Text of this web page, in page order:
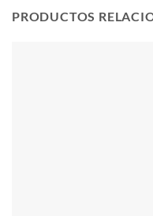
PRODUCTOS